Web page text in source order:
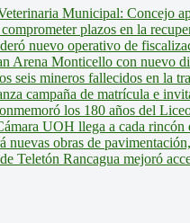
Municipal: Concejo
plazos en la
nuevo operativo de
Arena Monticello con nuevo
seis mineros fallecidos en la
campaña de matrícula e
los 180 años del
UOH llega a cada
nuevas obras de
Teletón Rancagua mejoró